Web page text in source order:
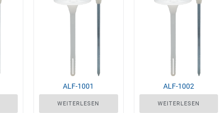
ALF-1001
WEITERLESEN
ALF-1002
WEITERLESEN